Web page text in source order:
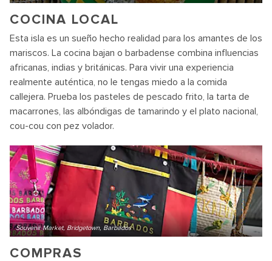
COCINA LOCAL
Esta isla es un sueño hecho realidad para los amantes de los
mariscos. La cocina bajan o barbadense combina influencias
africanas, indias y británicas. Para vivir una experiencia
realmente auténtica, no le tengas miedo a la comida
callejera. Prueba los pasteles de pescado frito, la tarta de
macarrones, las albóndigas de tamarindo y el plato nacional,
cou-cou con pez volador.
Souvenir Market, Bridgetown, Barbados
COMPRAS